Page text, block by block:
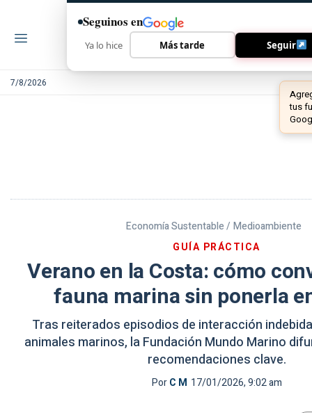
7/8/2026
Economía Sustentable / Medioambiente
GUÍA PRÁCTICA
Verano en la Costa: cómo
fauna marina sin ponerla
Tras reiterados episodios de interacción
animales marinos, la Fundación Mundo Marino
recomendaciones clave.
PorC M 17/01/2026, 9:02 am
Seguinos en
Ya lo hice Más tarde Seguir